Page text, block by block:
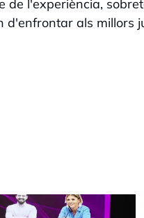
de l'experiència,
d'enfrontar als millors